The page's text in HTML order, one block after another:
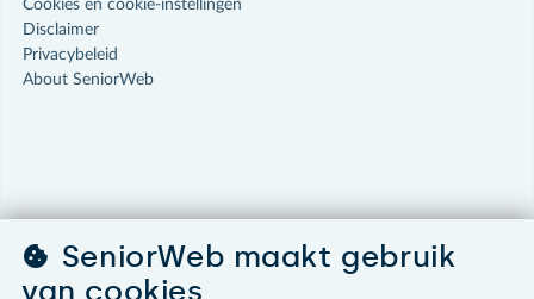
Cookies en cookie-instellingen
Disclaimer
Privacybeleid
About SeniorWeb
SeniorWeb maakt gebruik
van cookies